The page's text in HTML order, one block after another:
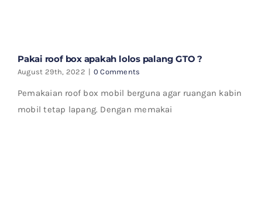
Pakai roof box apakah lolos palang GTO ?
August 29th, 2022 | 0 Comments
Pemakaian roof box mobil berguna agar ruangan kabin
mobil tetap lapang. Dengan memakai